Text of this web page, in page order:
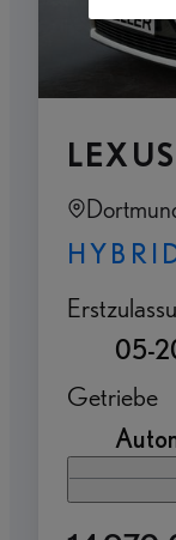
05-
Getriebe